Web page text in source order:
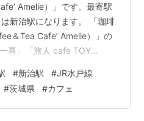
Amelie）」です。最寄駅
新治駅になります。 「珈琲
＆Tea Cafe’ Amelie）」の
喜」「旅人 cafe TOY
珈琲と紅茶のお店 アメリ
）」にはお茶の時間に行き
アメリ（Coffee＆Tea Cafe’
#新治駅 #JR水戸線
#茨城県 #カフェ